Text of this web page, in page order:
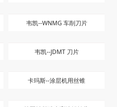
韦凯--WNMG 车削刀片
韦凯--JDMT 刀片
卡玛斯--涂层机用丝锥